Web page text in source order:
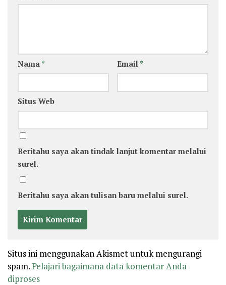
Nama * Email *
Situs Web
Beritahu saya akan tindak lanjut komentar melalui
surel.
Beritahu saya akan tulisan baru melalui surel.
Situs ini menggunakan Akismet untuk mengurangi
spam.Pelajari bagaimana data komentar Anda
diproses